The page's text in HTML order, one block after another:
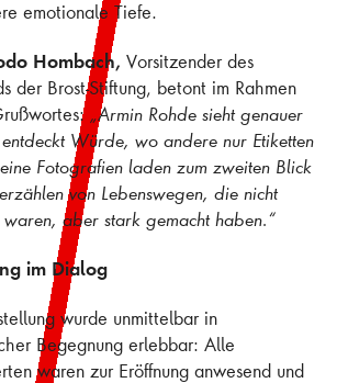
emotionale Tiefe.
Hombach, Vorsitzender des
der Brost-Stiftung, betont im Rahmen
„Armin Rohde sieht genauer
Würde, wo andere nur Etiketten
Fotografien laden zum zweiten Blick
von Lebenswegen, die nicht
aber stark gemacht haben.“
im Dialog
wurde unmittelbar in
Begegnung erlebbar: Alle
waren zur Eröffnung anwesend und